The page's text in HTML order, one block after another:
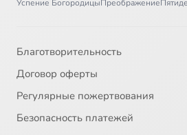
Успение БогородицыПреображение
Благотворительность
Договор оферты
Регулярные пожертвования
Безопасность платежей